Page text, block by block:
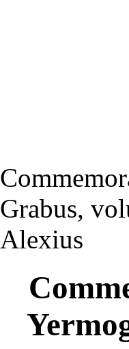
Grabus,
Alexius